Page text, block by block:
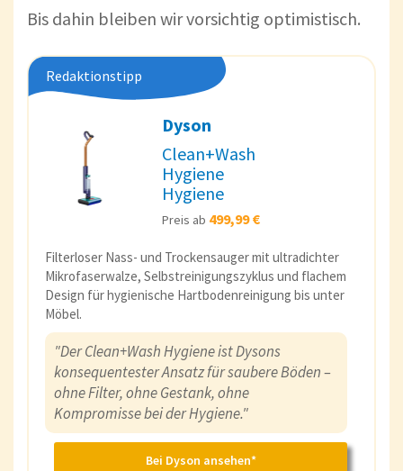
Bis dahin bleiben wir vorsichtig optimistisch.
Redaktionstipp
Dyson
Clean+Wash
Hygiene
Hygiene
Preis ab 499,99 €
Filterloser Nass- und Trockensauger mit ultradichter
Mikrofaserwalze, Selbstreinigungszyklus und flachem
Design für hygienische Hartbodenreinigung bis unter
Möbel.
"Der Clean+Wash Hygiene ist Dysons
konsequentester Ansatz für saubere Böden –
ohne Filter, ohne Gestank, ohne
Kompromisse bei der Hygiene."
Bei Dyson ansehen*